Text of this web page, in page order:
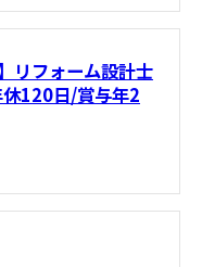
リフォーム設計士
120日/賞与年2